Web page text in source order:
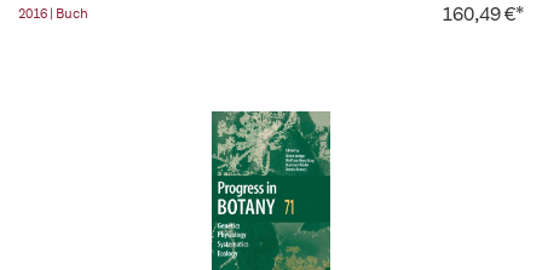
2016 | Buch 160,49 €*